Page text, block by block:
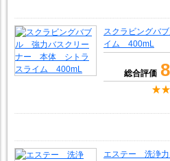
スクラビングバ
イム 400mL
総合評価
エステー 洗浄